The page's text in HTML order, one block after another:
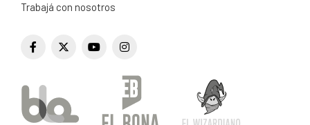
Trabajá con nosotros